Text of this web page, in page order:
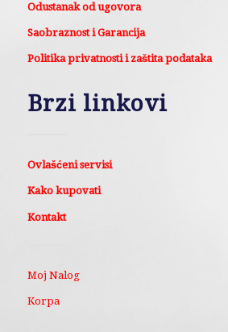
Odustanak od ugovora
Saobraznost i Garancija
Politika privatnosti i zaštita podataka
Brzi linkovi
Ovlašćeni servisi
Kako kupovati
Kontakt
Moj Nalog
Korpa